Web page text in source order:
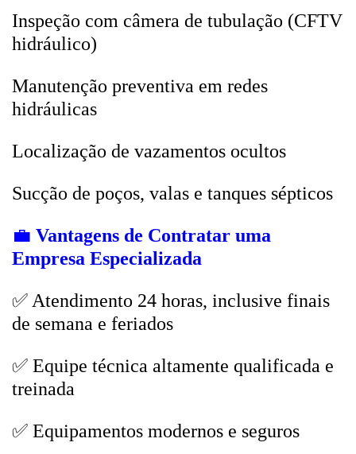
Inspeção com câmera de tubulação (CFTV
hidráulico)
Manutenção preventiva em redes
hidráulicas
Localização de vazamentos ocultos
Sucção de poços, valas e tanques sépticos
💼 Vantagens de Contratar uma
Empresa Especializada
✅ Atendimento 24 horas, inclusive finais
de semana e feriados
✅ Equipe técnica altamente qualificada e
treinada
✅ Equipamentos modernos e seguros